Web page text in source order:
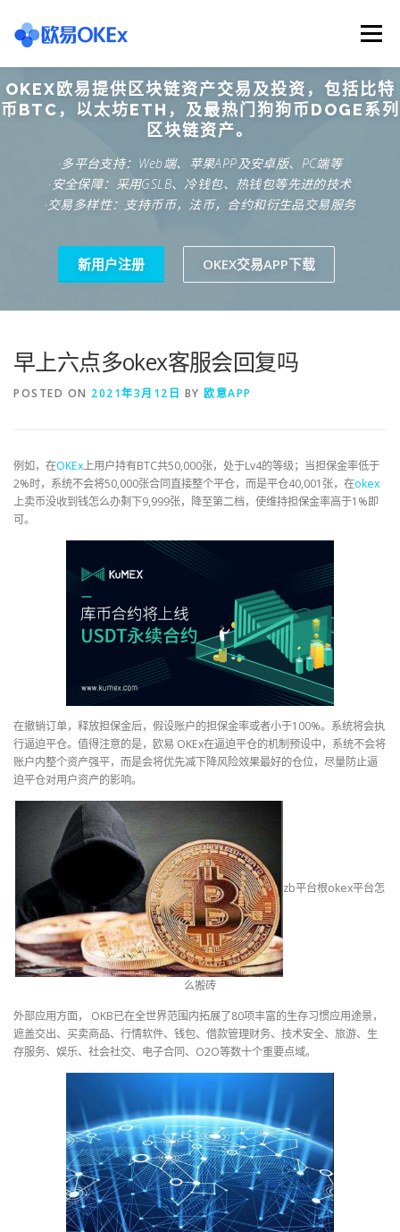
content
Menu
欧意交易所 关于欧意OKX 欧意APP下载
欧意注册网址 欧意交易下载 欧意团队
OKEX欧易提供区块链资产交易及投资，包括比特
币BTC，以太坊ETH，及最热门狗狗币DOGE系列
区块链资产。
·多平台支持：Web端、苹果APP及安卓版、PC端等
·安全保障：采用GSLB、冷钱包、热钱包等先进的技术
·交易多样性：支持币币，法币，合约和衍生品交易服务
新用户注册 OKEX交易APP下载
早上六点多okex客服会回复吗
POSTED ON 2021年3月12日 BY 欧意APP
例如，在OKEx上用户持有BTC共50,000张，处于Lv4的等级；当担保金率低于
2%时，系统不会将50,000张合同直接整个平仓，而是平仓40,001张，在okex
上卖币没收到钱怎么办剩下9,999张，降至第二档，使维持担保金率高于1%即
可。
在撤销订单，释放担保金后，假设账户的担保金率或者小于100%。系统将会执
行逼迫平仓。值得注意的是，欧易 OKEx在逼迫平仓的机制预设中，系统不会将
账户内整个资产强平，而是会将优先减下降风险效果最好的仓位，尽量防止逼
迫平仓对用户资产的影响。
zb平台根okex平台怎
么搬砖
外部应用方面， OKB已在全世界范围内拓展了80项丰富的生存习惯应用途景，
遮盖交出、买卖商品、行情软件、钱包、借款管理财务、技术安全、旅游、生
存服务、娱乐、社会社交、电子合同、O2O等数十个重要点域。